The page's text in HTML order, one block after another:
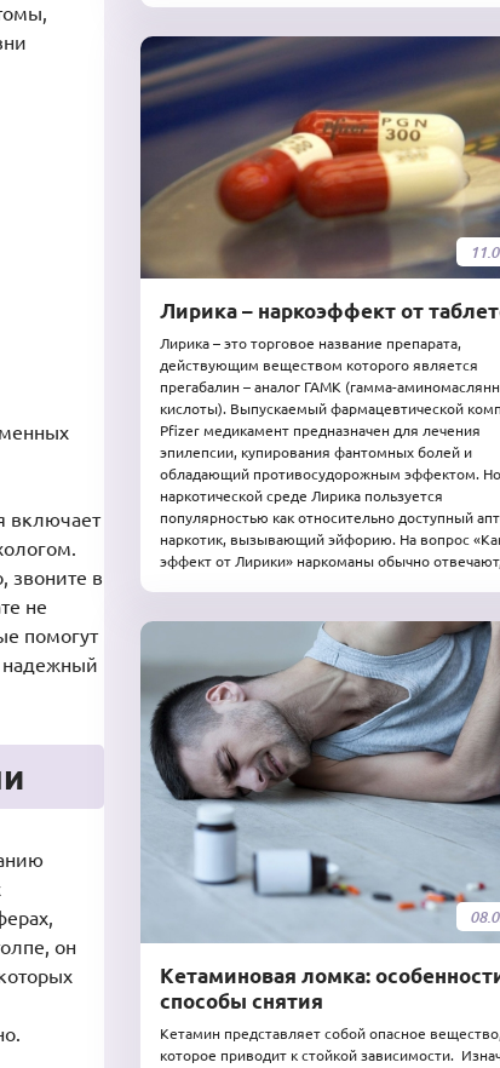
включает
звоните в
не
помогут
надежный
он
Лирика – наркоэффект от
Лирика – это торговое название препарата,
действующим веществом которого является
прегабалин – аналог ГАМК (гамма-
кислоты). Выпускаемый фармацевтической
Pfizer медикамент предназначен для лечения
эпилепсии, купирования фантомных болей и
обладающий противосудорожным эффектом.
наркотической среде Лирика пользуется
популярностью как относительно доступный
наркотик, вызывающий эйфорию. На вопрос
эффект от Лирики» наркоманы обычно
Кетаминовая ломка:
способы снятия
Кетамин представляет собой опасное
которое приводит к стойкой зависимости.